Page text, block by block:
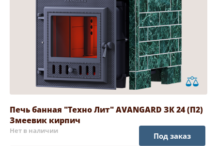
Печь банная "Техно Лит" AVANGARD ЗК 24 (П2)
Змеевик кирпич
Нет в наличии
Под заказ